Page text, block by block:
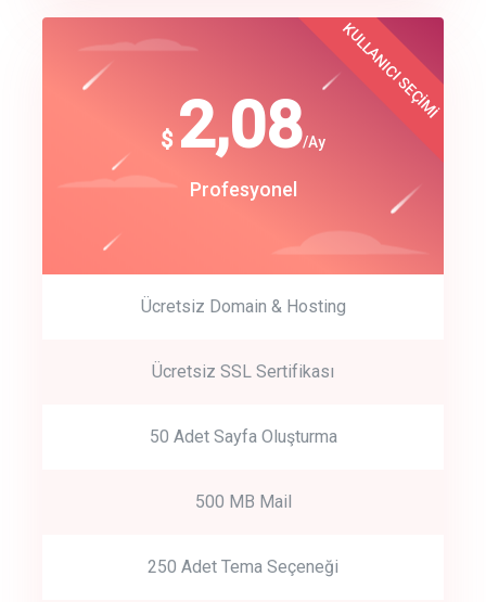
crm auto cync
track energy costs
Get Started
Start by trying our service for 30 days free trial no credit card
$ 2,08/Ay
Profesyonel
KULLANICI SEÇİMİ
Ücretsiz Domain & Hosting
Ücretsiz SSL Sertifikası
50 Adet Sayfa Oluşturma
500 MB Mail
250 Adet Tema Seçeneği
$
180
Start Up
Best Choice